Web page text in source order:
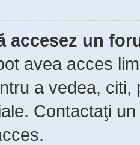
accesez un
avea acces
a vedea,
Contactaţi